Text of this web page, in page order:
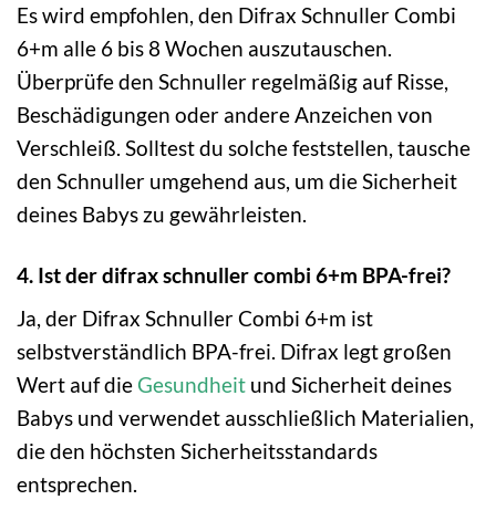
Es wird empfohlen, den Difrax Schnuller Combi
6+m alle 6 bis 8 Wochen auszutauschen.
Überprüfe den Schnuller regelmäßig auf Risse,
Beschädigungen oder andere Anzeichen von
Verschleiß. Solltest du solche feststellen, tausche
den Schnuller umgehend aus, um die Sicherheit
deines Babys zu gewährleisten.
4. Ist der difrax schnuller combi 6+m BPA-frei?
Ja, der Difrax Schnuller Combi 6+m ist
selbstverständlich BPA-frei. Difrax legt großen
Wert auf die Gesundheit und Sicherheit deines
Babys und verwendet ausschließlich Materialien,
die den höchsten Sicherheitsstandards
entsprechen.